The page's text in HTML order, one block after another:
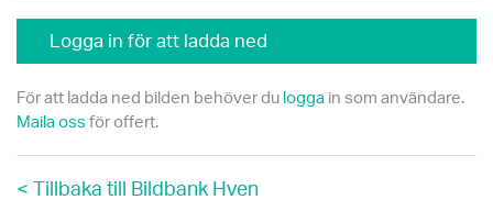
Logga in för att ladda ned
För att ladda ned bilden behöver du logga in som användare.
Maila oss för offert.
< Tillbaka till Bildbank Hven